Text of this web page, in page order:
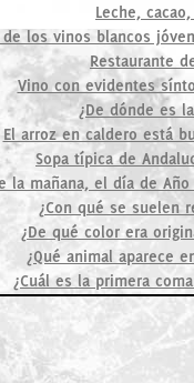
Leche,
los vinos blancos
Restaurante
Vino con evidentes
¿De dónde es
El arroz en caldero está
Sopa típica de
la mañana, el día de
¿Con qué se suelen
¿De qué color era
¿Qué animal aparece
¿Cuál es la primera